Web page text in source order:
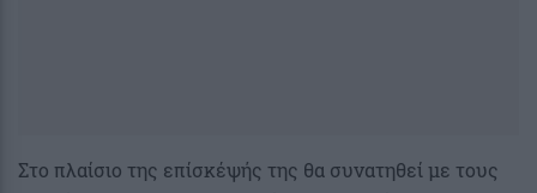
Στο πλαίσιο της επίσκέψής της θα συνατηθεί με τους